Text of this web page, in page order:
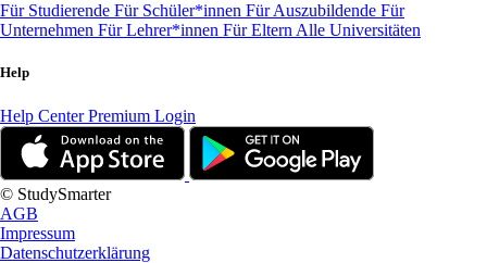
Für Studierende Für Schüler*innen Für Auszubildende Für
Unternehmen Für Lehrer*innen Für Eltern Alle Universitäten
Help
Help CenterPremium Login
© StudySmarter
AGB
Impressum
Datenschutzerklärung